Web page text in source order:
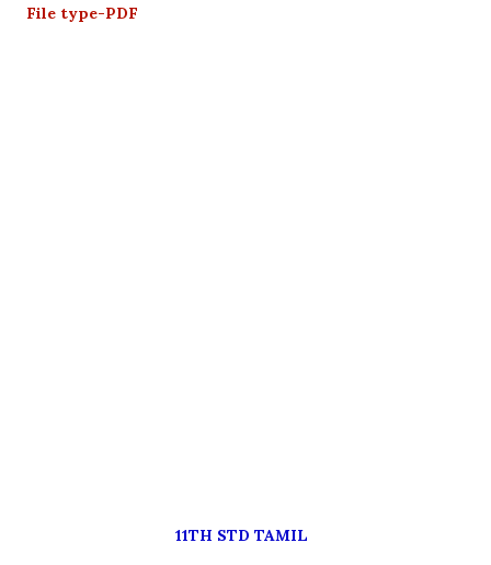
File type-PDF
11TH STD TAMIL